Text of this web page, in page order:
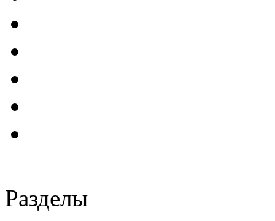
Разделы